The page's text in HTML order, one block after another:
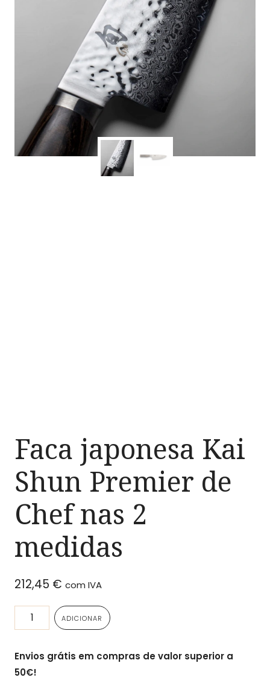
Faca japonesa Kai
Shun Premier de
Chef nas 2
medidas
212,45 € com IVA
Quantidade
de
japonesa
Kai
ADICIONAR
Envios grátis em compras de valor superior a
50€!